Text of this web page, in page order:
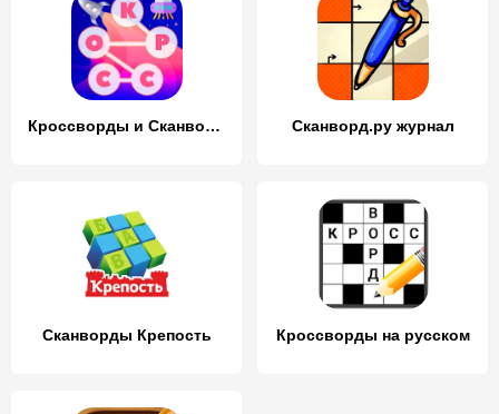
Кроссворды и Сканворды из слов Сканворд.ру журнал
Сканворды Крепость Кроссворды на русском